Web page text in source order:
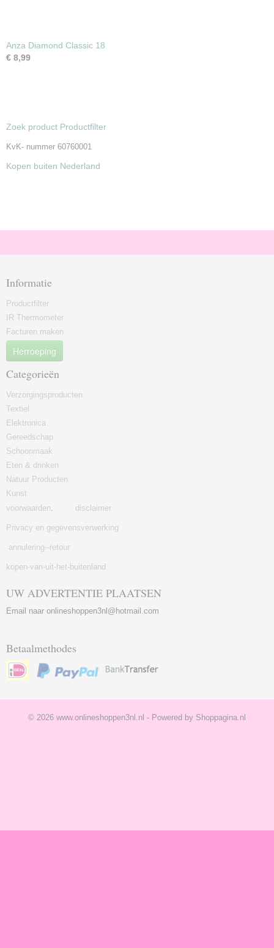
Anza Diamond Classic 18
€ 8,99
Zoek product Productfilter
KvK- nummer 60760001
Kopen buiten Nederland
Informatie
Productfilter
IR Thermometer
Facturen maken
Herroeping
Categorieën
Verzorgingsproducten
Textiel
Elektronica
Gereedschap
Schoonmaak
Eten & drinken
Natuur Producten
Kunst
voorwaarden. disclaimer
Privacy en gegevensverwerking .
annulering--retour
kopen-van-uit-het-buitenland
UW ADVERTENTIE PLAATSEN
Email naar onlineshoppen3nl@hotmail.com
Betaalmethodes
© 2026 www.onlineshoppen3nl.nl - Powered by Shoppagina.nl